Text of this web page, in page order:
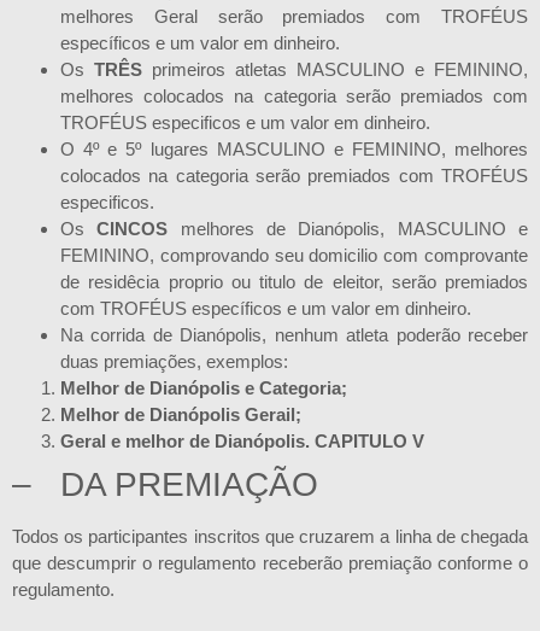
melhores Geral serão premiados com TROFÉUS
específicos e um valor em dinheiro.
Os TRÊS primeiros atletas MASCULINO e FEMININO,
melhores colocados na categoria serão premiados com
TROFÉUS especificos e um valor em dinheiro.
O 4º e 5º lugares MASCULINO e FEMININO, melhores
colocados na categoria serão premiados com TROFÉUS
especificos.
OsCINCOS melhores de Dianópolis, MASCULINO e
FEMININO, comprovando seu domicilio com comprovante
de residêcia proprio ou titulo de eleitor, serão premiados
com TROFÉUS específicos e um valor em dinheiro.
Na corrida de Dianópolis, nenhum atleta poderão receber
duas premiações, exemplos:
Melhor de Dianópolis e Categoria;
Melhor de Dianópolis Gerail;
Geral e melhor de Dianópolis. CAPITULO V
– DA PREMIAÇÃO
Todos os participantes inscritos que cruzarem a linha de chegada
que descumprir o regulamento receberão premiação conforme o
regulamento.